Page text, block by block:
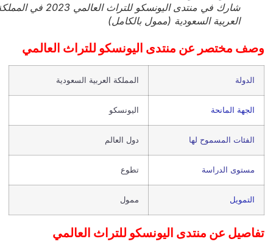
شارك في منتدى اليونسكو للتراث العالمي 2023 في المملكة
العربية السعودية (ممول بالكامل)
مختصر عن منتدى اليونسكو للتراث العالمي
الدولة المملكة العربية السعودية
الجهة المانحة اليونسكو
الفئات المسموح لها دول العالم
مستوى الدراسة تطوع
التمويل ممول
عن منتدى اليونسكو للتراث العالمي